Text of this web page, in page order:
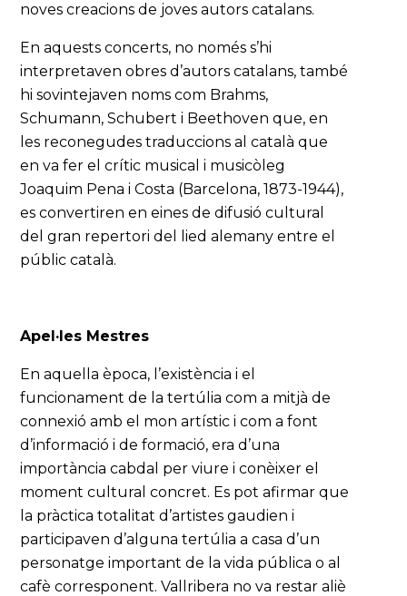
noves creacions de joves autors catalans.
En aquests concerts, no només s’hi
interpretaven obres d’autors catalans, també
hi sovintejaven noms com Brahms,
Schumann, Schubert i Beethoven que, en
les reconegudes traduccions al català que
en va fer el crític musical i musicòleg
Joaquim Pena i Costa (Barcelona, 1873-1944),
es convertiren en eines de difusió cultural
del gran repertori del lied alemany entre el
públic català.
Apel·les Mestres
En aquella època, l’existència i el
funcionament de la tertúlia com a mitjà de
connexió amb el mon artístic i com a font
d’informació i de formació, era d’una
importància cabdal per viure i conèixer el
moment cultural concret. Es pot afirmar que
la pràctica totalitat d’artistes gaudien i
participaven d’alguna tertúlia a casa d’un
personatge important de la vida pública o al
cafè corresponent. Vallribera no va restar aliè